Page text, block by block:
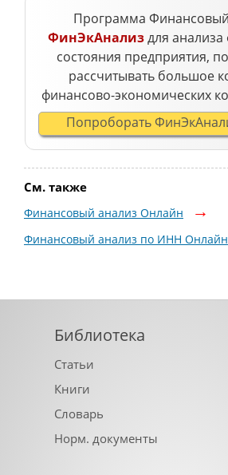
Программа
ФинЭкАнализдля
состояния предприятия,
рассчитывать большое
финансово-экономических
Попроборать
См. также
Финансовый анализ Онлайн
Финансовый анализ по ИНН Онлайн
Библиотека
Статьи
Книги
Словарь
Норм. документы